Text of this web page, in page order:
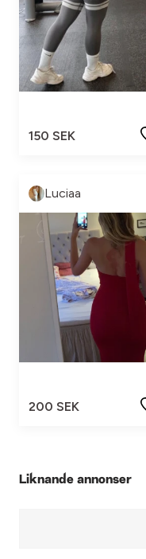
150 SEK
Luciaa
200 SEK
Liknande annonser